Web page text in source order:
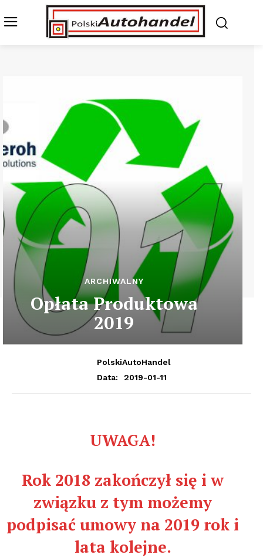
ARCHIWALNY
Opłata Produktowa
2019
PolskiAutoHandel
Data:
2019-01-11
UWAGA!
Rok 2018 zakończył się i w
związku z tym możemy
podpisać umowy na 2019 rok i
lata kolejne.